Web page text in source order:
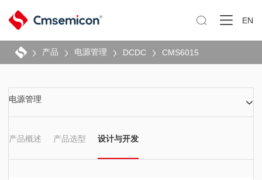
 EN
产品 电源管理 DCDC CMS6015
电源管理
产品概述 产品选型 设计与开发